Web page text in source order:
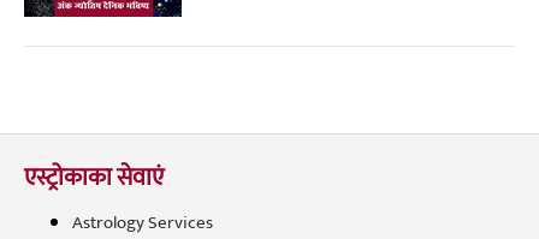
एस्ट्रोकाका सेवाएं
Astrology Services